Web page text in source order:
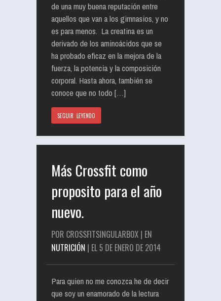
de una muy buena reputación entre
aquellos que van a los gimnasios, y no
es para menos. La creatina es un
derivado de los aminoácidos que se
ha probado eficaz en la mejora de la
fuerza, la potencia y la composición
corporal. Hasta ahora, también se
conoce que no todo […]
SEGUIR LEYENDO
Más Crossfit como
proposito para el año
nuevo.
POR CROSSFITSINGULARBOX | EN
NUTRICIÓN | EL 5 DE ENERO DE 2014
Para quien no me conozca he de decir
que soy un enamorado de la lectura